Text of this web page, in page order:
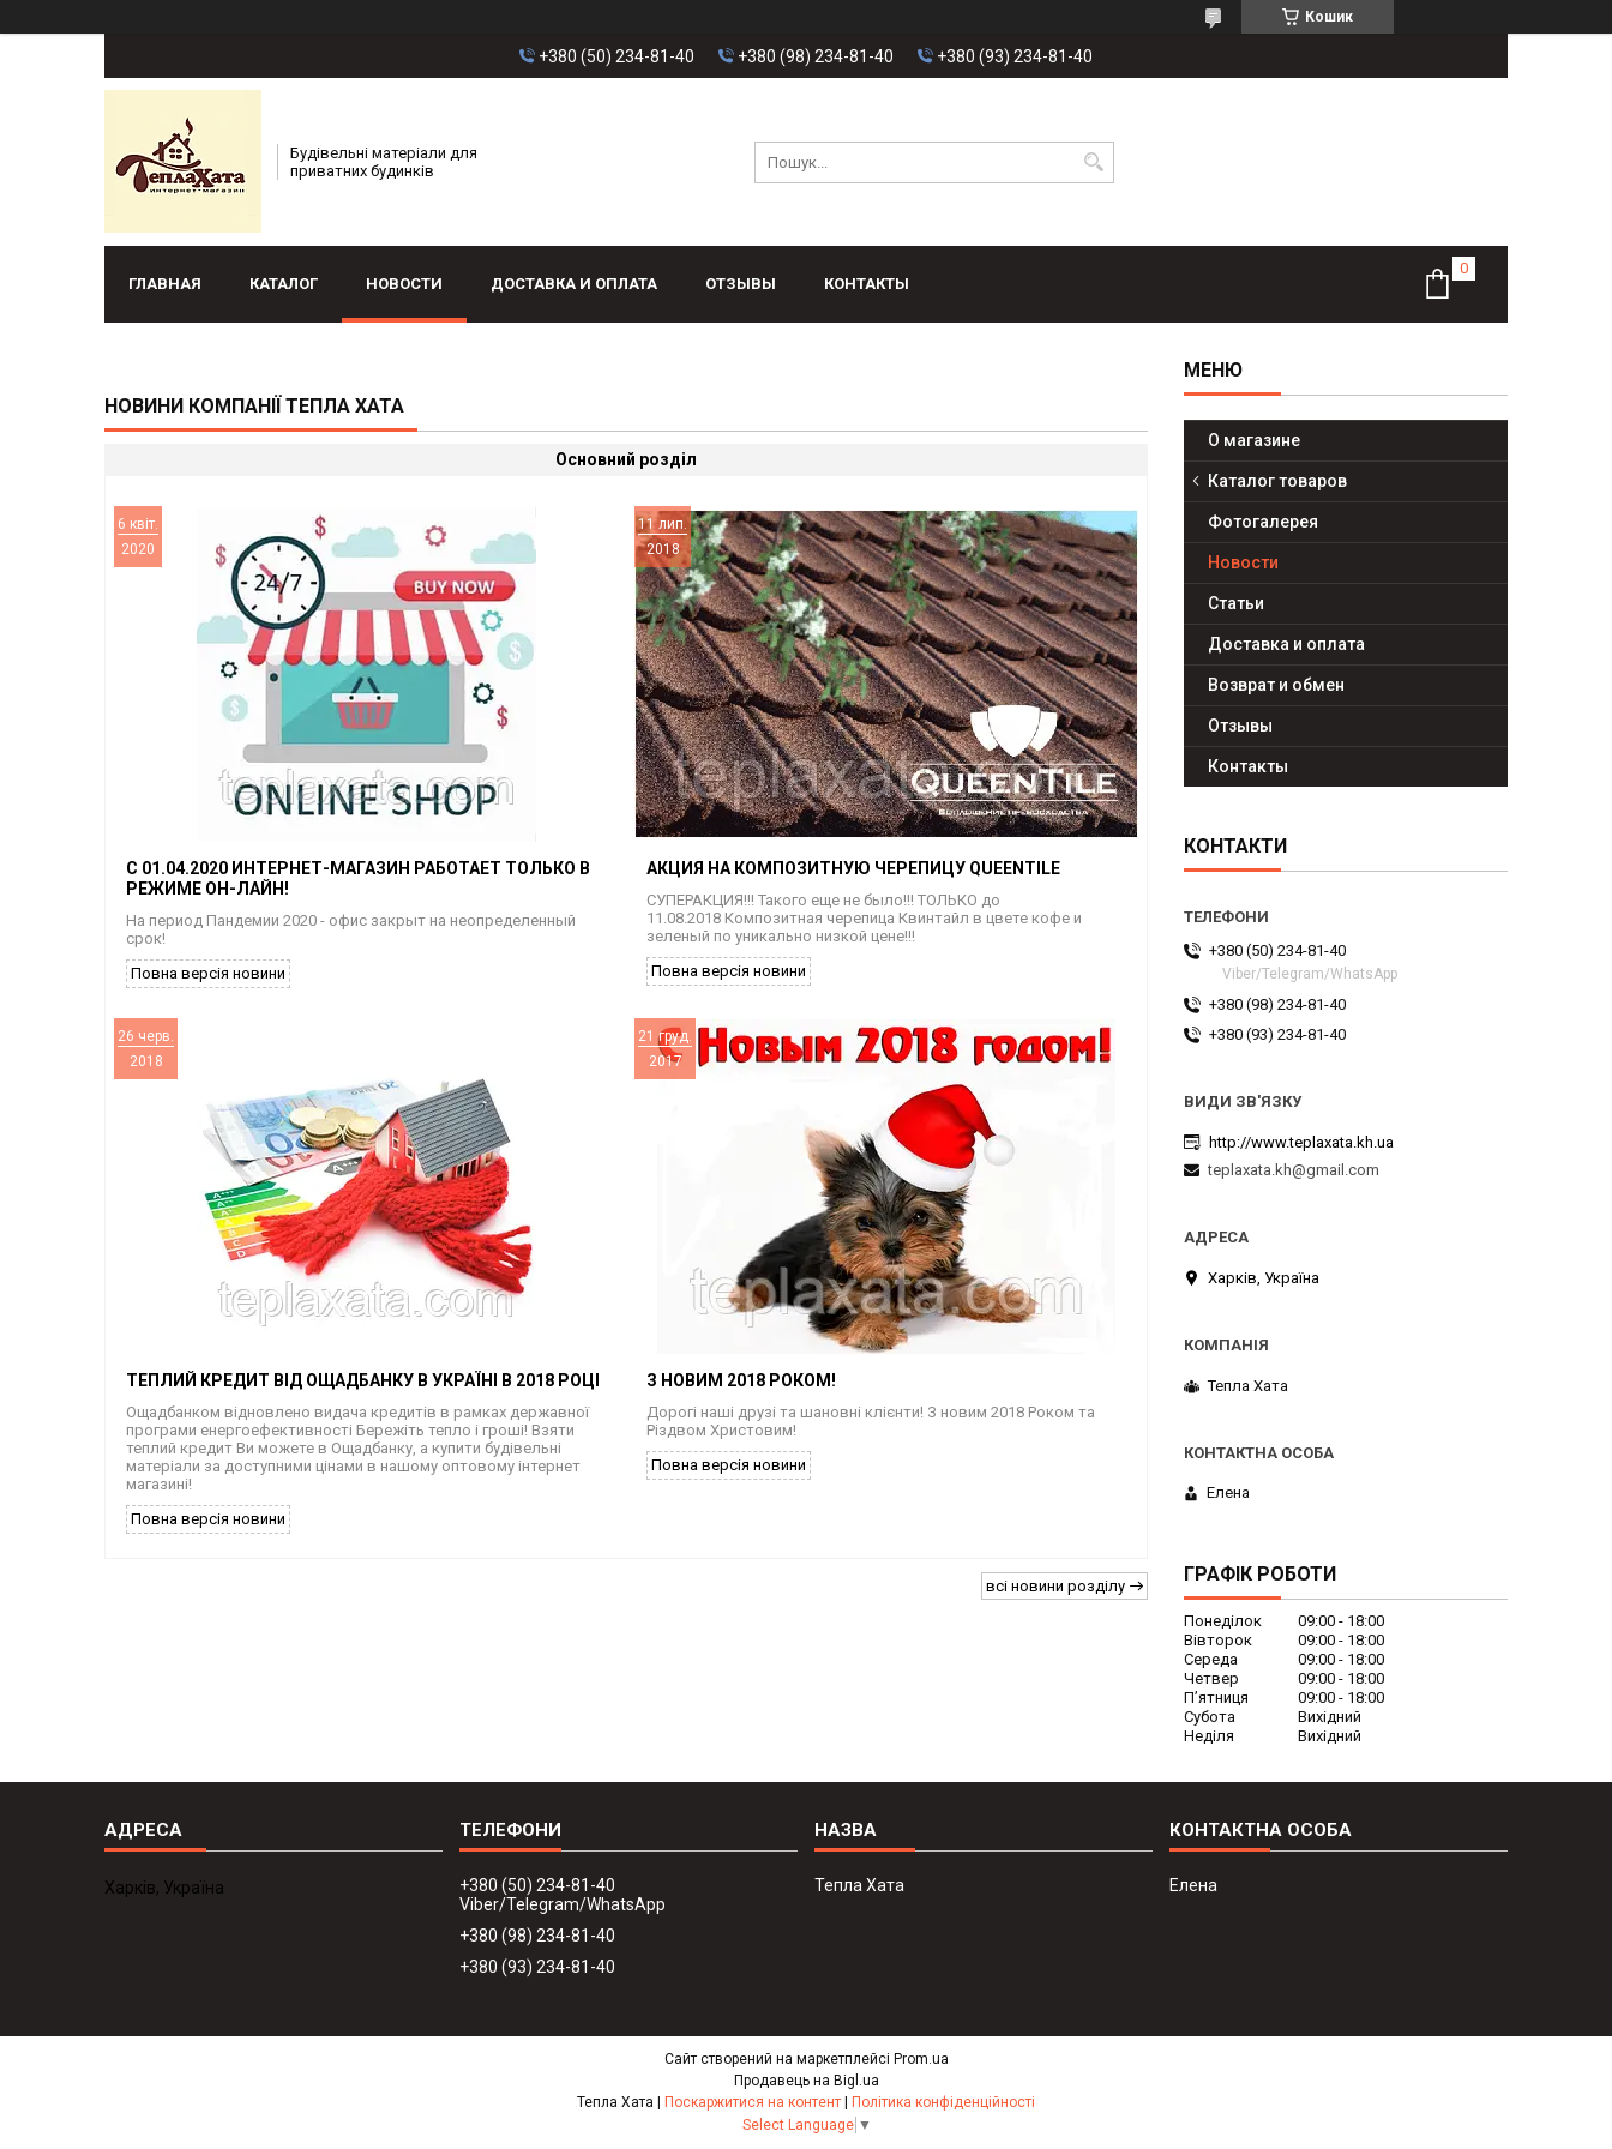
Кошик
+380 (50) 234-81-40 +380 (98) 234-81-40 +380 (93) 234-81-40
Будівельні матеріали для
приватних будинків
ГЛАВНАЯ КАТАЛОГ НОВОСТИ ДОСТАВКА И ОПЛАТА ОТЗЫВЫ КОНТАКТЫ
НОВИНИ КОМПАНІЇ ТЕПЛА ХАТА
Основний розділ
6 квіт.
2020
С 01.04.2020 ИНТЕРНЕТ-МАГАЗИН РАБОТАЕТ ТОЛЬКО В
РЕЖИМЕ ОН-ЛАЙН!
На период Пандемии 2020 - офис закрыт на неопределенный
срок!
Повна версія новини
11 лип.
2018
АКЦИЯ НА КОМПОЗИТНУЮ ЧЕРЕПИЦУ QUEENTILE
СУПЕРАКЦИЯ!!! Такого еще не было!!! ТОЛЬКО до
11.08.2018 Композитная черепица Квинтайл в цвете кофе и
зеленый по уникально низкой цене!!!
Повна версія новини
26 черв.
2018
ТЕПЛИЙ КРЕДИТ ВІД ОЩАДБАНКУ В УКРАЇНІ В 2018 РОЦІ
Ощадбанком відновлено видача кредитів в рамках державної
програми енергоефективності Бережіть тепло і гроші! Взяти
теплий кредит Ви можете в Ощадбанку, а купити будівельні
матеріали за доступними цінами в нашому оптовому інтернет
магазині!
Повна версія новини
21 груд.
2017
З НОВИМ 2018 РОКОМ!
Дорогі наші друзі та шановні клієнти! З новим 2018 Роком та
Різдвом Христовим!
Повна версія новини
всі новини розділу
О магазине
Каталог товаров
Фотогалерея
Новости
Статьи
Доставка и оплата
Возврат и обмен
Отзывы
Контакты
КОНТАКТИ
+380 (50) 234-81-40
Viber/Telegram/WhatsApp
+380 (98) 234-81-40
+380 (93) 234-81-40
http://www.teplaxata.kh.ua
teplaxata.kh@gmail.com
Харків, Україна
Тепла Хата
Елена
ГРАФІК РОБОТИ
Понеділок 09:00
18:00
Вівторок
09:00
18:00
Середа
09:00
18:00
Четвер
09:00
18:00
Пʼятниця
09:00
18:00
Субота
Вихідний
Неділя
Вихідний
Харків, Україна
+380 (50) 234-81-40
Viber/Telegram/WhatsApp
+380 (98) 234-81-40
+380 (93) 234-81-40
Тепла Хата Елена
Сайт створений на маркетплейсі Prom.ua
Продавець на Bigl.ua
Поскаржитися на контент
Політика конфіденційності
Select Language ▼